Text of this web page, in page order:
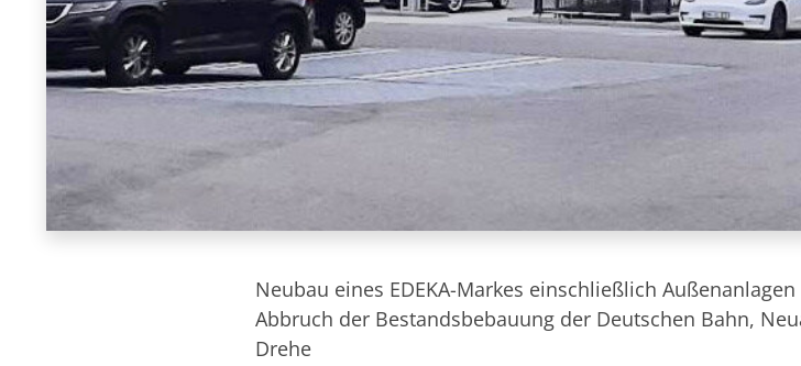
Neubau eines EDEKA-Markes einschließlich
Abbruch der Bestandsbebauung der Deutschen Bahn,
Drehe